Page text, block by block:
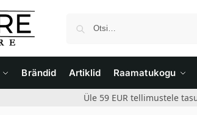
Brändid Artiklid Raamatukogu
Üle 59 EUR tellimustele